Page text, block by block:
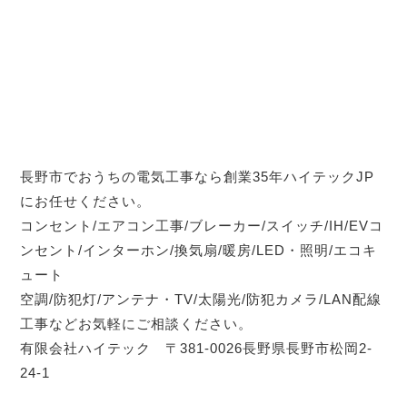
長野市でおうちの電気工事なら創業35年ハイテックJP
にお任せください。
コンセント/エアコン工事/ブレーカー/スイッチ/IH/EVコ
ンセント/インターホン/換気扇/暖房/LED・照明/エコキ
ュート
空調/防犯灯/アンテナ・TV/太陽光/防犯カメラ/LAN配線
工事などお気軽にご相談ください。
有限会社ハイテック 〒381-0026長野県長野市松岡2-
24-1